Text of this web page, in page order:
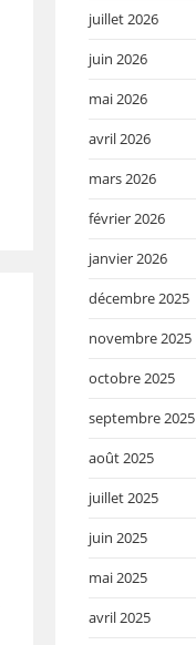
juillet 2026
juin 2026
mai 2026
avril 2026
mars 2026
février 2026
janvier 2026
décembre 2025
novembre 2025
octobre 2025
septembre 2025
août 2025
juillet 2025
juin 2025
mai 2025
avril 2025